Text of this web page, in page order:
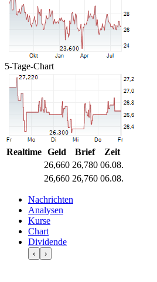
5-Tage-Chart
Realtime Geld Brief
Zeit
26,660 26,780 06.08.
26,660 26,760 06.08.
Nachrichten
Analysen
Kurse
Chart
Dividende
‹ ›